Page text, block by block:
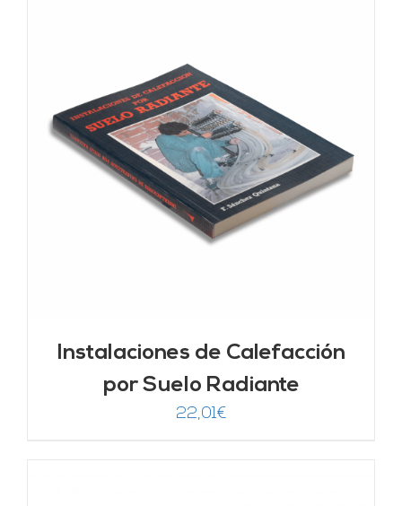
Instalaciones de Calefacción
por Suelo Radiante
22,01€